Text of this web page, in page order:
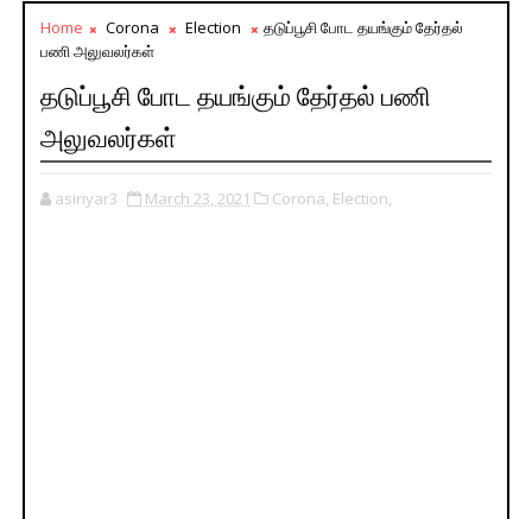
Home Corona Election
தடுப்பூசி போட தயங்கும் தேர்தல்
பணி அலுவலர்கள்
தடுப்பூசி போட தயங்கும் தேர்தல் பணி
அலுவலர்கள்
asiriyar3 March 23, 2021 Corona, Election,